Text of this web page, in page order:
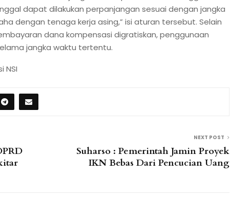
dapat dilakukan perpanjangan sesuai dengan jangka
dengan tenaga kerja asing,” isi aturan tersebut. Selain
dana kompensasi digratiskan, penggunaan
jangka waktu tertentu.
NSI
NEXT POST
Suharso : Pemerintah Jamin Proyek
IKN Bebas Dari Pencucian Uang